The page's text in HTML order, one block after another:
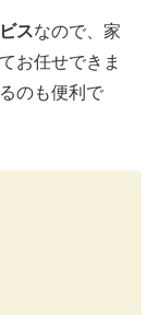
スなので、家
お任せできま
のも便利で